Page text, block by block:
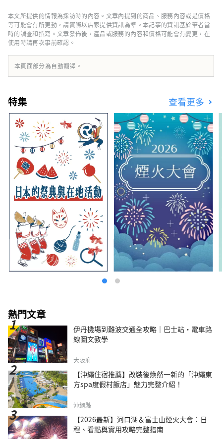
溫暖您的身體和靈魂。 它裝飾著安靜而華麗的
野花，具有強烈的存在感。 從西武秩父站步行8
分鐘。住宿不含餐，含早餐。 2022 年
OMOTENASHI Selection 得獎者
本文所提供的情報為採訪時的內容。文章內提到的商品、服務內容或是價格
等可能會有所更動，請實際以店家提供資訊為準。本記事的資訊基於筆者當
時的調查和撰寫。文章發佈後，產品或服務的內容和價格可能會有變更，在
使用時請再次事前確認。
本頁面部分為自動翻譯。
特集 查看更多
熱門文章
伊丹機場到難波交通全攻略｜巴士站・電車路
線圖文教學
大阪府
【沖繩住宿推薦】改裝後煥然一新的「沖繩東
方spa度假村飯店」魅力完整介紹！
沖繩縣
【2026最新】河口湖＆富士山煙火大會：日
程、看點與實用攻略完整指南